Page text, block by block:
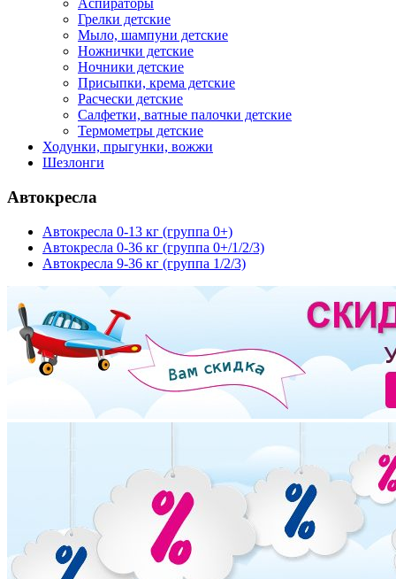
Аспираторы
Грелки детские
Мыло, шампуни детские
Ножнички детские
Ночники детские
Присыпки, крема детские
Расчески детские
Салфетки, ватные палочки детские
Термометры детские
Ходунки, прыгунки, вожжи
Шезлонги
Автокресла
Автокресла 0-13 кг (группа 0+)
Автокресла 0-36 кг (группа 0+/1/2/3)
Автокресла 9-36 кг (группа 1/2/3)